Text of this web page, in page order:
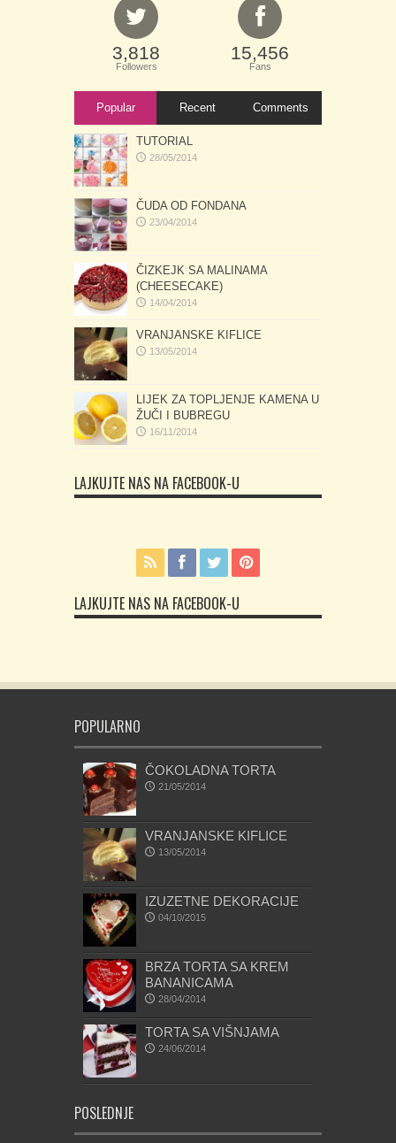
3,818
Followers
15,456
Fans
Popular Recent Comments
TUTORIAL
28/05/2014
ČUDA OD FONDANA
23/04/2014
ČIZKEJK SA MALINAMA
(CHEESECAKE)
14/04/2014
VRANJANSKE KIFLICE
13/05/2014
LIJEK ZA TOPLJENJE KAMENA U
ŽUČI I BUBREGU
16/11/2014
LAJKUJTE NAS NA FACEBOOK-U
LAJKUJTE NAS NA FACEBOOK-U
POPULARNO
ČOKOLADNA TORTA
21/05/2014
VRANJANSKE KIFLICE
13/05/2014
IZUZETNE DEKORACIJE
04/10/2015
BRZA TORTA SA KREM
BANANICAMA
28/04/2014
TORTA SA VIŠNJAMA
24/06/2014
POSLEDNJE